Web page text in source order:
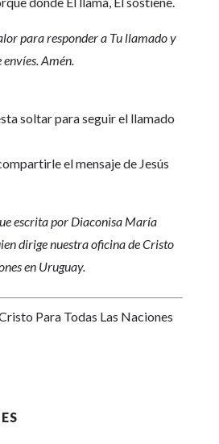
para responder a Tu llamado y
Amén.
soltar para seguir el llamado
el mensaje de Jesús
escrita por Diaconisa María
dirige nuestra oficina de Cristo
en Uruguay.
Para Todas Las Naciones